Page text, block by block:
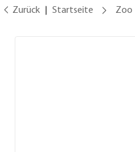
Zurück Startseite Zoo